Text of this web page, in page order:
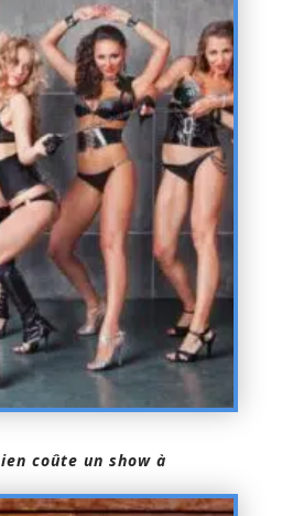
coûte un show à